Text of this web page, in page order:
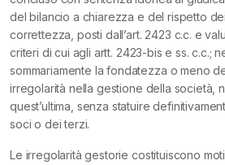
del bilancio a chiarezza e del rispetto
correttezza, posti dall’art. 2423 c.c. e
criteri di cui agli artt. 2423-bis e ss. c.c.;
sommariamente la fondatezza o meno
irregolarità nella gestione della società,
quest’ultima, senza statuire
soci o dei terzi.
Le irregolarità gestorie costituiscono